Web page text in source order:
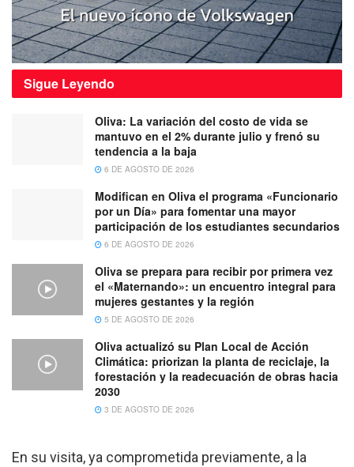
Sigue Leyendo
Oliva: La variación del costo de vida se
mantuvo en el 2% durante julio y frenó su
tendencia a la baja
6 DE AGOSTO DE 2026
Modifican en Oliva el programa «Funcionario
por un Día» para fomentar una mayor
participación de los estudiantes secundarios
6 DE AGOSTO DE 2026
Oliva se prepara para recibir por primera vez
el «Maternando»: un encuentro integral para
mujeres gestantes y la región
5 DE AGOSTO DE 2026
Oliva actualizó su Plan Local de Acción
Climática: priorizan la planta de reciclaje, la
forestación y la readecuación de obras hacia
2030
3 DE AGOSTO DE 2026
En su visita, ya comprometida previamente, a la